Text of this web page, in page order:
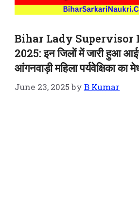
Bihar Lady
2025: इन जिलों में जारी हुआ
आंगनवाड़ी महिला पर्यवेक्षिका का
June 23, 2025 by B Kumar